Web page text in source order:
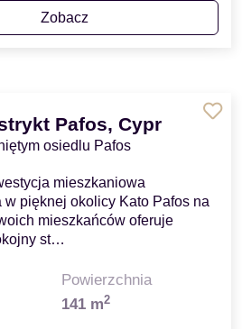
Zobacz
Pafos, Cypr
osiedlu Pafos
mieszkaniowa
pięknej okolicy Kato Pafos na
mieszkańców oferuje
st…
Powierzchnia
141 m2